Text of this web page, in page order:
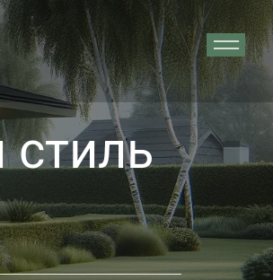
стиль